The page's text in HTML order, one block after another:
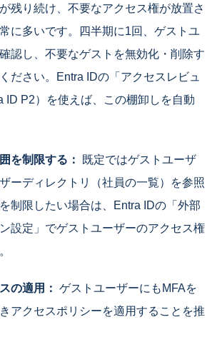
残り続け、不要なアクセス権が放置さ
に多いです。四半期に1回、ゲストユ
認し、不要なゲストを無効化・削除す
ださい。Entra IDの「アクセスレビュ
ID P2）を使えば、この棚卸しを自動
を制限する：
既定ではゲストユーザ
ーディレクトリ（社員の一覧）を参照
制限したい場合は、Entra IDの「外部
設定」でゲストユーザーのアクセス権
の適用： ゲストユーザーにもMFAを
アクセスポリシーを適用することを推